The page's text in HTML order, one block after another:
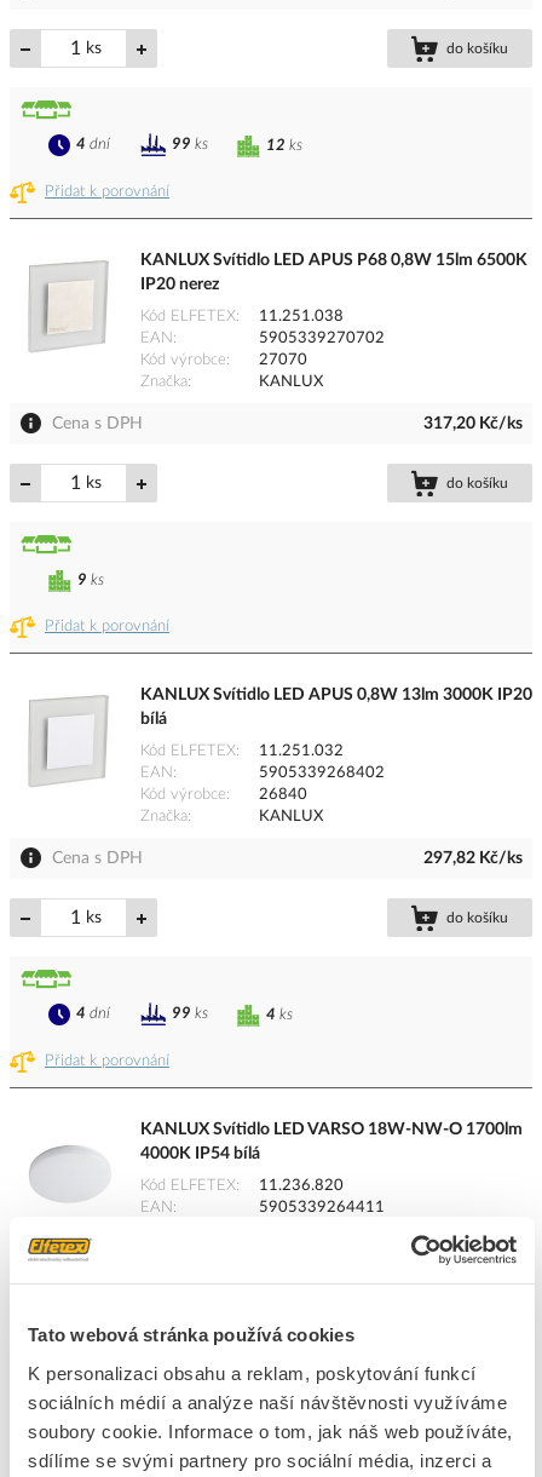
Tato webová stránka používá cookies
K personalizaci obsahu a reklam, poskytování funkcí
sociálních médií a analýze naší návštěvnosti využíváme
soubory cookie. Informace o tom, jak náš web používáte,
sdílíme se svými partnery pro sociální média, inzerci a
ks do košíku
Přidat k porovnání
12 ks
4 dní 99 ks
KANLUX Svítidlo LED APUS P68 0,8W 15lm 6500K
IP20 nerez
Kód ELFETEX
11.251.038
EAN
5905339270702
Kód výrobce
27070
Značka
KANLUX
Cena s DPH 317,20 Kč/ks
ks do košíku
Přidat k porovnání
9 ks
KANLUX Svítidlo LED APUS 0,8W 13lm 3000K IP20
bílá
Kód ELFETEX
11.251.032
EAN
5905339268402
Kód výrobce
26840
Značka
KANLUX
Cena s DPH 297,82 Kč/ks
ks do košíku
Přidat k porovnání
4 ks
4 dní 99 ks
KANLUX Svítidlo LED VARSO 18W-NW-O 1700lm
4000K IP54 bílá
Kód ELFETEX
11.236.820
EAN
5905339264411